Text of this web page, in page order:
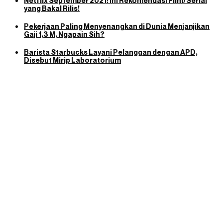
yang Bakal Rilis!
Pekerjaan Paling Menyenangkan di Dunia Menjanjikan
Gaji 1,3 M, Ngapain Sih?
Barista Starbucks Layani Pelanggan dengan APD,
Disebut Mirip Laboratorium